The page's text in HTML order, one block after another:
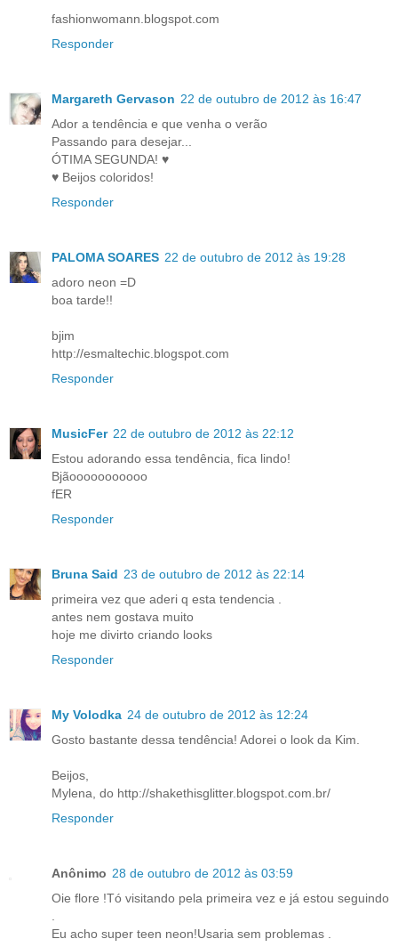
fashionwomann.blogspot.com
Responder
Margareth Gervason 22 de outubro de 2012 às 16:47
Ador a tendência e que venha o verão
Passando para desejar...
ÓTIMA SEGUNDA! ♥
♥ Beijos coloridos!
Responder
PALOMA SOARES 22 de outubro de 2012 às 19:28
adoro neon =D
boa tarde!!
bjim
http://esmaltechic.blogspot.com
Responder
MusicFer 22 de outubro de 2012 às 22:12
Estou adorando essa tendência, fica lindo!
Bjãooooooooooo
fER
Responder
Bruna Said 23 de outubro de 2012 às 22:14
primeira vez que aderi q esta tendencia .
antes nem gostava muito
hoje me divirto criando looks
Responder
My Volodka 24 de outubro de 2012 às 12:24
Gosto bastante dessa tendência! Adorei o look da Kim.
Beijos,
Mylena, do http://shakethisglitter.blogspot.com.br/
Responder
Anônimo 28 de outubro de 2012 às 03:59
Oie flore !Tó visitando pela primeira vez e já estou seguindo
Eu acho super teen neon!Usaria sem problemas .